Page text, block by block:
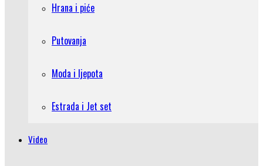
Hrana i piće
Putovanja
Moda i ljepota
Estrada i Jet set
Video